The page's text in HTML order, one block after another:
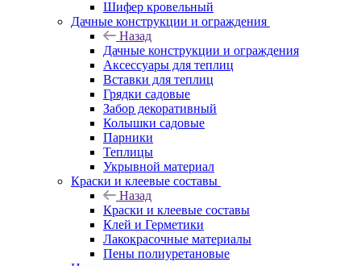
Шифер кровельный
Дачные конструкции и ограждения
Назад
Дачные конструкции и ограждения
Аксессуары для теплиц
Вставки для теплиц
Грядки садовые
Забор декоративный
Колышки садовые
Парники
Теплицы
Укрывной материал
Краски и клеевые составы
Назад
Краски и клеевые составы
Клей и Герметики
Лакокрасочные материалы
Пены полиуретановые